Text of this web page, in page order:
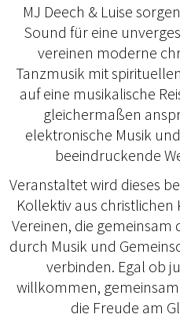
MJ Deech & Luise
Sound für eine
vereinen moderne
Tanzmusik mit
auf eine musikalische
gleichermaßen
elektronische Musik
beeindruckende
Veranstaltet wird dieses
Kollektiv aus christlichen
Vereinen, die gemeinsam
durch Musik und
verbinden. Egal ob
willkommen,
die Freude am